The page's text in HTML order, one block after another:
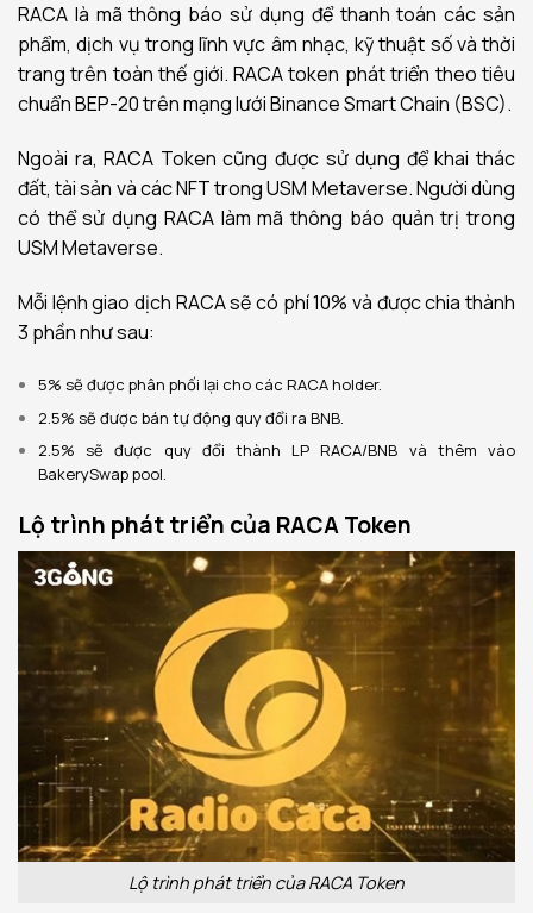
RACA là mã thông báo sử dụng để thanh toán các sản
phẩm, dịch vụ trong lĩnh vực âm nhạc, kỹ thuật số và thời
trang trên toàn thế giới. RACA token phát triển theo tiêu
chuẩn BEP-20 trên mạng lưới Binance Smart Chain (BSC).
Ngoài ra, RACA Token cũng được sử dụng để khai thác
đất, tài sản và các NFT trong USM Metaverse. Người dùng
có thể sử dụng RACA làm mã thông báo quản trị trong
USM Metaverse.
Mỗi lệnh giao dịch RACA sẽ có phí 10% và được chia thành
3 phần như sau:
5% sẽ được phân phối lại cho các RACA holder.
2.5% sẽ được bán tự động quy đổi ra BNB.
2.5% sẽ được quy đổi thành LP RACA/BNB và thêm vào
BakerySwap pool.
Lộ trình phát triển của RACA Token
Lộ trình phát triển của RACA Token